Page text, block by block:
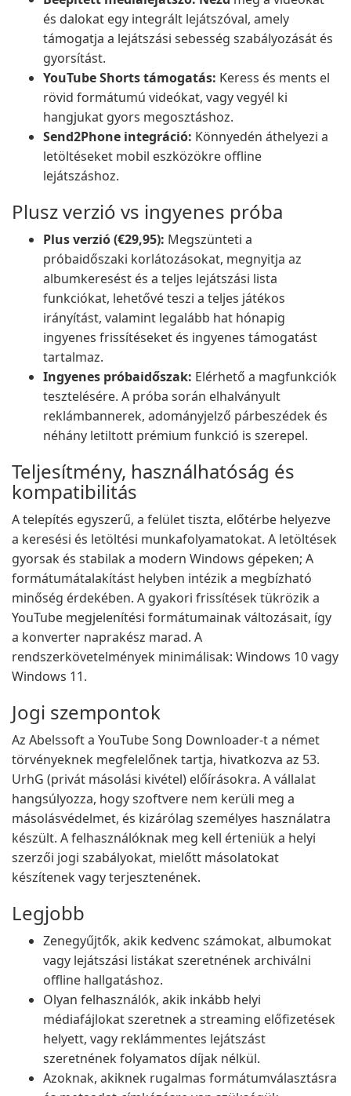
és dalokat egy integrált lejátszóval, amely
támogatja a lejátszási sebesség szabályozását és
gyorsítást.
YouTube Shorts támogatás: Keress és ments el
rövid formátumú videókat, vagy vegyél ki
hangjukat gyors megosztáshoz.
Send2Phone integráció: Könnyedén áthelyezi a
letöltéseket mobil eszközökre offline
lejátszáshoz.
Plusz verzió vs ingyenes próba
Plus verzió (€29,95): Megszünteti a
próbaidőszaki korlátozásokat, megnyitja az
albumkeresést és a teljes lejátszási lista
funkciókat, lehetővé teszi a teljes játékos
irányítást, valamint legalább hat hónapig
ingyenes frissítéseket és ingyenes támogatást
tartalmaz.
Ingyenes próbaidőszak: Elérhető a magfunkciók
tesztelésére. A próba során elhalványult
reklámbannerek, adományjelző párbeszédek és
néhány letiltott prémium funkció is szerepel.
Teljesítmény, használhatóság és
kompatibilitás
A telepítés egyszerű, a felület tiszta, előtérbe helyezve
a keresési és letöltési munkafolyamatokat. A letöltések
gyorsak és stabilak a modern Windows gépeken; A
formátumátalakítást helyben intézik a megbízható
minőség érdekében. A gyakori frissítések tükrözik a
YouTube megjelenítési formátumainak változásait, így
a konverter naprakész marad. A
rendszerkövetelmények minimálisak: Windows 10 vagy
Windows 11.
Jogi szempontok
Az Abelssoft a YouTube Song Downloader-t a német
törvényeknek megfelelőnek tartja, hivatkozva az 53.
UrhG (privát másolási kivétel) előírásokra. A vállalat
hangsúlyozza, hogy szoftvere nem kerüli meg a
másolásvédelmet, és kizárólag személyes használatra
készült. A felhasználóknak meg kell érteniük a helyi
szerzői jogi szabályokat, mielőtt másolatokat
készítenek vagy terjesztenének.
Legjobb
Zenegyűjtők, akik kedvenc számokat, albumokat
vagy lejátszási listákat szeretnének archiválni
offline hallgatáshoz.
Olyan felhasználók, akik inkább helyi
médiafájlokat szeretnek a streaming előfizetések
helyett, vagy reklámmentes lejátszást
szeretnének folyamatos díjak nélkül.
Azoknak, akiknek rugalmas formátumválasztásra